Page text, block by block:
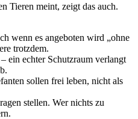
Tieren meint, zeigt das auch.
wenn es angeboten wird „ohne
trotzdem.
– ein echter Schutzraum verlangt
sollen frei leben, nicht als
stellen. Wer nichts zu